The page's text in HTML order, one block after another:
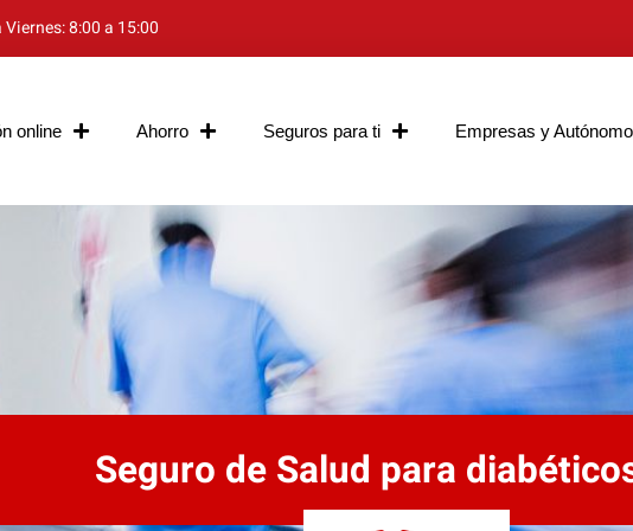
Viernes: 8:00 a 15:00
online Ahorro Seguros para ti Empresas y
Seguro de Salud para